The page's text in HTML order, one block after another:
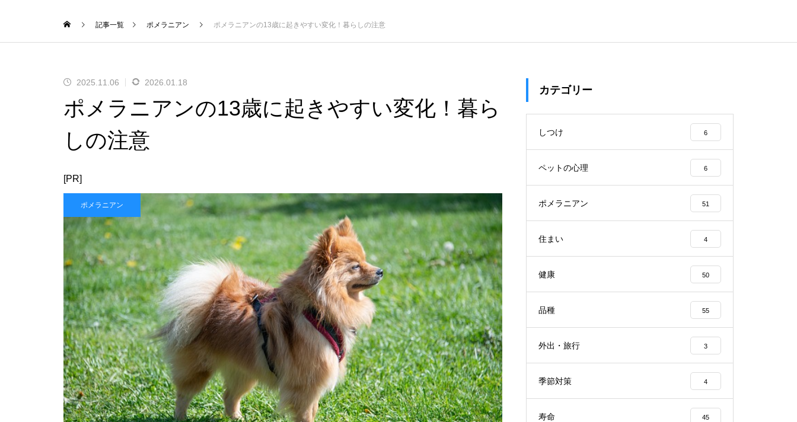
記事一覧 ポメラニアン ポメラニアンの13歳に起きやすい変化！暮らしの注意
2025.11.06 2026.01.18
ポメラニアンの13歳に起きやすい変化！暮ら
しの注意
[PR]
ポメラニアン
カテゴリー
しつけ 6
ペットの心理 6
ポメラニアン 51
住まい 4
健康 50
品種 55
外出・旅行 3
季節対策 4
寿命 45